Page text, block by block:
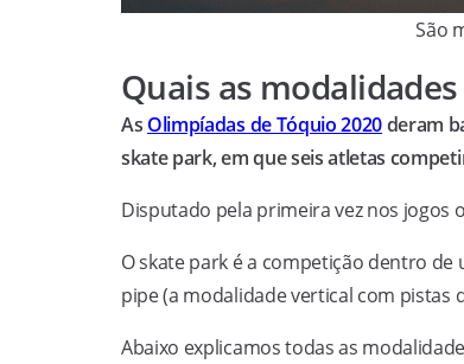
São
Quais as
As Olimpíadas de Tóquio 2020deram
skate park, em que seis atletas
Disputado pela primeira vez nos jogos
O skate park é a competição dentro
pipe (a modalidade vertical com pistas
Abaixo explicamos todas as